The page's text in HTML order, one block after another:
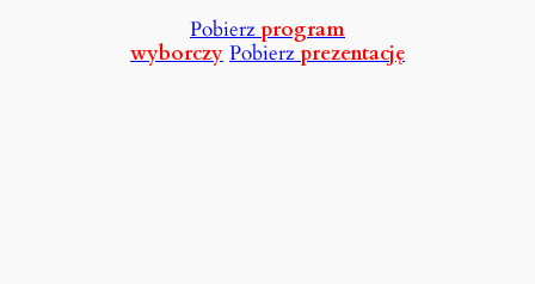
Pobierz program
wyborczy Pobierz prezentację